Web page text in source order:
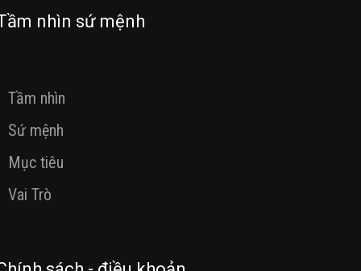
nhìn sứ mệnh
Tầm nhìn
Sứ mệnh
Mục tiêu
Vai Trò